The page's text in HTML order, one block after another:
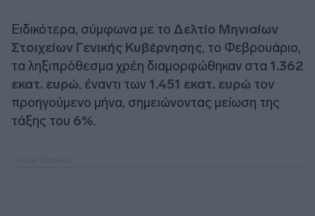
Ειδικότερα, σύμφωνα με το Δελτίο Μηνιαίων
Στοιχείων Γενικής Κυβέρνησης, το Φεβρουάριο,
τα ληξιπρόθεσμα χρέη διαμορφώθηκαν στα 1.362
εκατ. ευρώ, έναντι των 1.451 εκατ. ευρώ τον
προηγούμενο μήνα, σημειώνοντας μείωση της
τάξης του 6%.